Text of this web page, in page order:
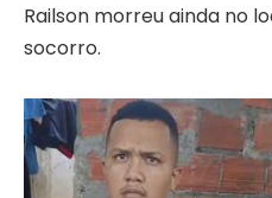
Railson morreu ainda no
socorro.